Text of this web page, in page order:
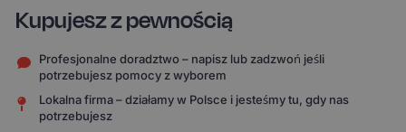
Kupujesz z pewnością
Profesjonalne doradztwo – napisz lub zadzwoń jeśli
potrzebujesz pomocy z wyborem
Lokalna firma – działamy w Polsce i jesteśmy tu, gdy nas
potrzebujesz